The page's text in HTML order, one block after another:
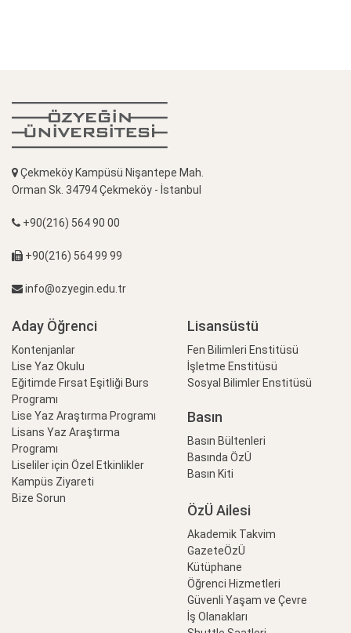
Çekmeköy Kampüsü Nişantepe Mah.
Orman Sk. 34794 Çekmeköy - İstanbul
+90(216) 564 90 00
+90(216) 564 99 99
info@ozyegin.edu.tr
Aday Öğrenci
Kontenjanlar
Lise Yaz Okulu
Eğitimde Fırsat Eşitliği Burs
Programı
Lise Yaz Araştırma Programı
Lisans Yaz Araştırma
Programı
Liseliler için Özel Etkinlikler
Kampüs Ziyareti
Bize Sorun
Lisansüstü
Fen Bilimleri Enstitüsü
İşletme Enstitüsü
Sosyal Bilimler Enstitüsü
Basın
Basın Bültenleri
Basında ÖzÜ
Basın Kiti
ÖzÜ Ailesi
Akademik Takvim
GazeteÖzÜ
Kütüphane
Öğrenci Hizmetleri
Güvenli Yaşam ve Çevre
İş Olanakları